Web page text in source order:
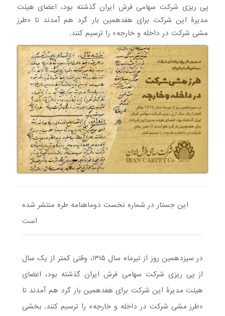
پی ریزی شرکت سهامی فرش ایران گذشته بود، اعضای هیئت
مدیرۀ این شرکت برای هفدهمین بار گرد هم آمدند تا «طرز
مشی شرکت در داخله و خارجه» را ترسیم کنند.
این جستار در شماره نخست دوماهنامه طره منتشر شده
است
در سیزدهمین روز از تیرماه سال ۱۳۱۵، وقتی کمتر از یک سال
از پی ریزی شرکت سهامی فرش ایران گذشته بود، اعضای
هیئت مدیرۀ این شرکت برای هفدهمین بار گرد هم آمدند تا
«طرز مشی شرکت در داخله و خارجه» را ترسیم کنند. بخشی